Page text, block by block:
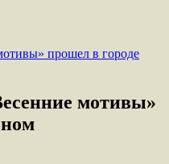
мотивы»